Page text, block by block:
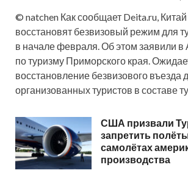
© natchen Как сообщает Deita.ru,
восстановят безвизовый режим для
в начале февраля. Об этом заявили в
по туризму Приморского края.
восстановление безвизового въезда
организованных туристов в составе
США призвали
запретить
самолётах
производства